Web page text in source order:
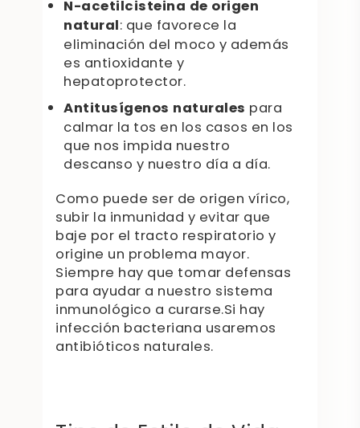
N-acetilcisteina de origen
natural: que favorece la
eliminación del moco y además
es antioxidante y
hepatoprotector.
Antitusígenos naturales para
calmar la tos en los casos en los
que nos impida nuestro
descanso y nuestro día a día.
Como puede ser de origen vírico,
subir la inmunidad y evitar que
baje por el tracto respiratorio y
origine un problema mayor.
Siempre hay que tomar defensas
para ayudar a nuestro sistema
inmunológico a curarse.Si hay
infección bacteriana usaremos
antibióticos naturales.